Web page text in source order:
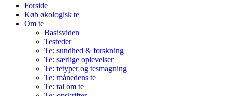
Forside
Køb økologisk te
Om te
Basisviden
Testeder
Te: sundhed & forskning
Te: særlige oplevelser
Te: tetyper og tesmagning
Te: månedens te
Te: tal om te